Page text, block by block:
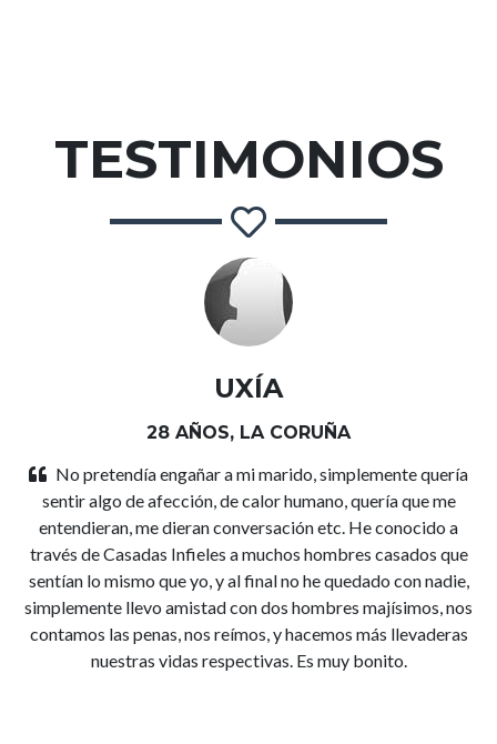
TESTIMONIOS
UXÍA
28 AÑOS, LA CORUÑA
No pretendía engañar a mi marido, simplemente quería
sentir algo de afección, de calor humano, quería que me
entendieran, me dieran conversación etc. He conocido a
través de Casadas Infieles a muchos hombres casados que
sentían lo mismo que yo, y al final no he quedado con nadie,
simplemente llevo amistad con dos hombres majísimos, nos
contamos las penas, nos reímos, y hacemos más llevaderas
nuestras vidas respectivas. Es muy bonito.